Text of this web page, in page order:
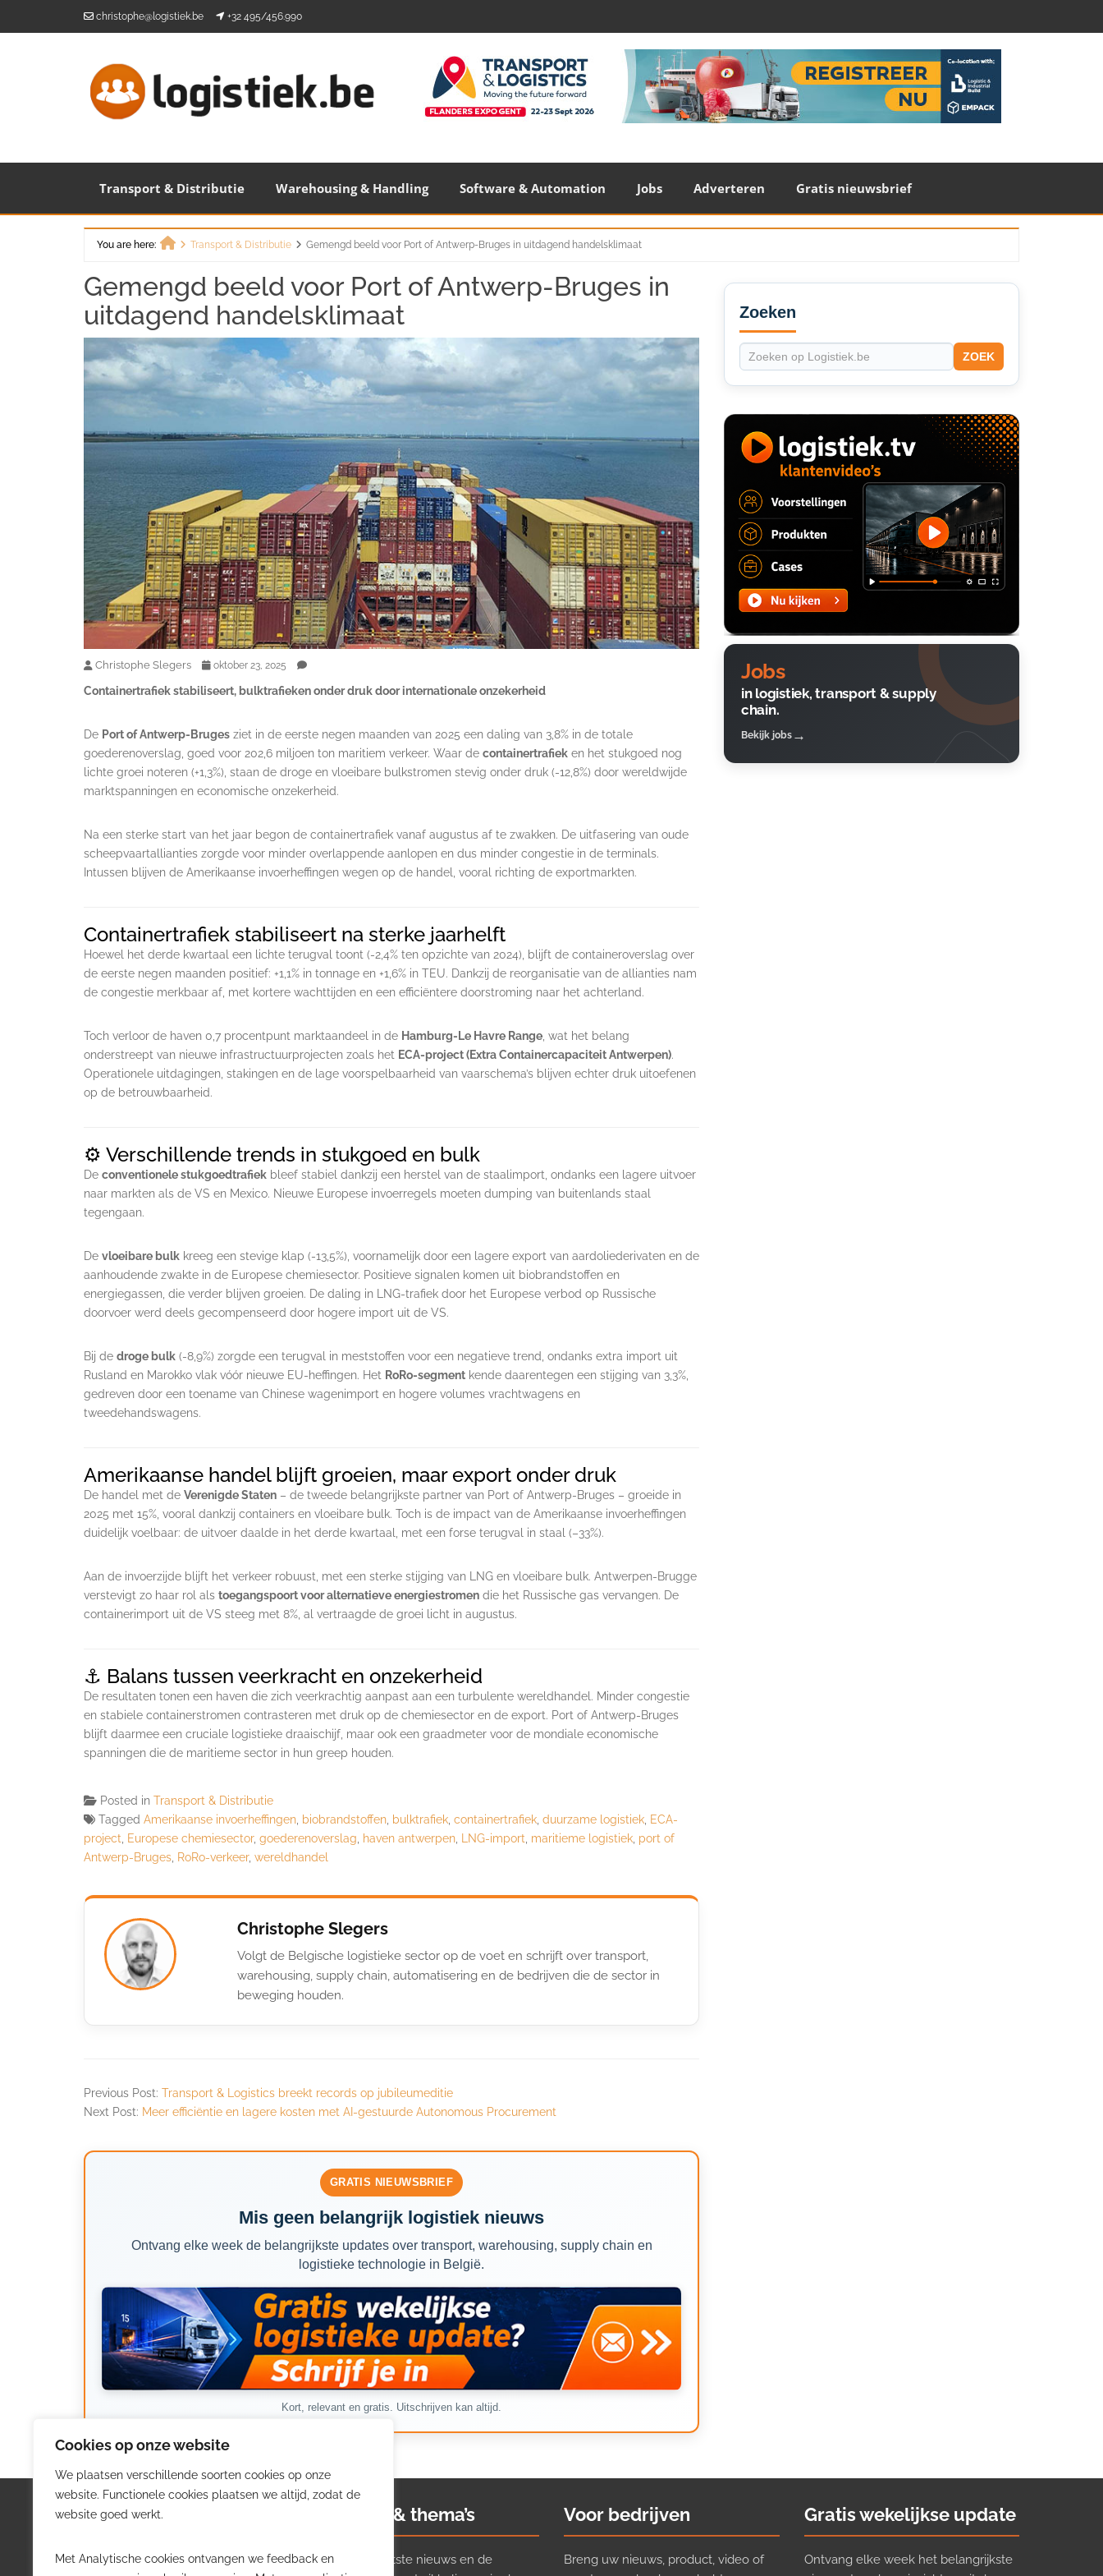
Cookies op onze website
We plaatsen verschillende soorten cookies op onze
website. Functionele cookies plaatsen we altijd, zodat de
website goed werkt.
Met Analytische cookies ontvangen we feedback en
christophe@logistiek.be +32 495/456.990
Transport & Distributie Warehousing & Handling Software & Automation Jobs Adverteren Gratis nieuwsbrief
You are here:
Transport & Distributie Gemengd beeld voor Port of Antwerp-Bruges in uitdagend handelsklimaat
Gemengd beeld voor Port of Antwerp-Bruges in
uitdagend handelsklimaat
Christophe Slegers oktober 23, 2025
Containertrafiek stabiliseert, bulktrafieken onder druk door internationale onzekerheid
De Port of Antwerp-Bruges ziet in de eerste negen maanden van 2025 een daling van 3,8% in de totale
goederenoverslag, goed voor 202,6 miljoen ton maritiem verkeer. Waar de containertrafiek en het stukgoed nog
lichte groei noteren (+1,3%), staan de droge en vloeibare bulkstromen stevig onder druk (-12,8%) door wereldwijde
marktspanningen en economische onzekerheid.
Na een sterke start van het jaar begon de containertrafiek vanaf augustus af te zwakken. De uitfasering van oude
scheepvaartallianties zorgde voor minder overlappende aanlopen en dus minder congestie in de terminals.
Intussen blijven de Amerikaanse invoerheffingen wegen op de handel, vooral richting de exportmarkten.
Containertrafiek stabiliseert na sterke jaarhelft
Hoewel het derde kwartaal een lichte terugval toont (-2,4% ten opzichte van 2024), blijft de containeroverslag over
de eerste negen maanden positief: +1,1% in tonnage en +1,6% in TEU. Dankzij de reorganisatie van de allianties nam
de congestie merkbaar af, met kortere wachttijden en een efficiëntere doorstroming naar het achterland.
Toch verloor de haven 0,7 procentpunt marktaandeel in de Hamburg-Le Havre Range , wat het belang
onderstreept van nieuwe infrastructuurprojecten zoals het ECA-project (Extra Containercapaciteit Antwerpen).
Operationele uitdagingen, stakingen en de lage voorspelbaarheid van vaarschema’s blijven echter druk uitoefenen
op de betrouwbaarheid.
⚙️ Verschillende trends in stukgoed en bulk
De conventionele stukgoedtrafiek bleef stabiel dankzij een herstel van de staalimport, ondanks een lagere uitvoer
naar markten als de VS en Mexico. Nieuwe Europese invoerregels moeten dumping van buitenlands staal
tegengaan.
De vloeibare bulk kreeg een stevige klap (-13,5%), voornamelijk door een lagere export van aardoliederivaten en de
aanhoudende zwakte in de Europese chemiesector. Positieve signalen komen uit biobrandstoffen en
energiegassen, die verder blijven groeien. De daling in LNG-trafiek door het Europese verbod op Russische
doorvoer werd deels gecompenseerd door hogere import uit de VS.
Bij de droge bulk (-8,9%) zorgde een terugval in meststoffen voor een negatieve trend, ondanks extra import uit
Rusland en Marokko vlak vóór nieuwe EU-heffingen. Het RoRo-segment kende daarentegen een stijging van 3,3%,
gedreven door een toename van Chinese wagenimport en hogere volumes vrachtwagens en
tweedehandswagens.
Amerikaanse handel blijft groeien, maar export onder druk
De handel met de Verenigde Staten – de tweede belangrijkste partner van Port of Antwerp-Bruges – groeide in
2025 met 15%, vooral dankzij containers en vloeibare bulk. Toch is de impact van de Amerikaanse invoerheffingen
duidelijk voelbaar: de uitvoer daalde in het derde kwartaal, met een forse terugval in staal (–33%).
Aan de invoerzijde blijft het verkeer robuust, met een sterke stijging van LNG en vloeibare bulk. Antwerpen-Brugge
verstevigt zo haar rol als toegangspoort voor alternatieve energiestromen die het Russische gas vervangen. De
containerimport uit de VS steeg met 8%, al vertraagde de groei licht in augustus.
⚓ Balans tussen veerkracht en onzekerheid
De resultaten tonen een haven die zich veerkrachtig aanpast aan een turbulente wereldhandel. Minder congestie
en stabiele containerstromen contrasteren met druk op de chemiesector en de export. Port of Antwerp-Bruges
blijft daarmee een cruciale logistieke draaischijf, maar ook een graadmeter voor de mondiale economische
spanningen die de maritieme sector in hun greep houden.
Posted in Transport & Distributie
Tagged Amerikaanse invoerheffingen biobrandstoffen bulktrafiek containertrafiek duurzame logistiek ECA-
project
Europese chemiesector, goederenoverslag haven antwerpen LNG-import maritieme logistiek port of
Antwerp-Bruges RoRo-verkeer, wereldhandel
Christophe Slegers
Volgt de Belgische logistieke sector op de voet en schrijft over transport,
warehousing, supply chain, automatisering en de bedrijven die de sector in
beweging houden.
Previous Post: Transport & Logistics breekt records op jubileumeditie
Next Post: Meer efficiëntie en lagere kosten met AI-gestuurde Autonomous Procurement
GRATIS NIEUWSBRIEF
Mis geen belangrijk logistiek nieuws
Ontvang elke week de belangrijkste updates over transport, warehousing, supply chain en
logistieke technologie in België.
Kort, relevant en gratis. Uitschrijven kan altijd.
Secondary
Sidebar
Zoeken
ZOEK
Jobs
in logistiek, transport & supply
chain.
Bekijk jobs
Logistiek.be
Logistiek.be brengt dagelijks nieuws,
Nieuws & thema’s
Volg het laatste nieuws en de
Voor bedrijven
Breng uw nieuws, product, video of
Gratis wekelijkse update
Ontvang elke week het belangrijkste